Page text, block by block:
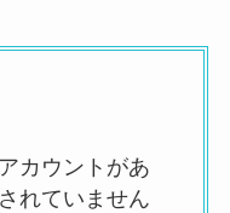
カウントがあ
れていません